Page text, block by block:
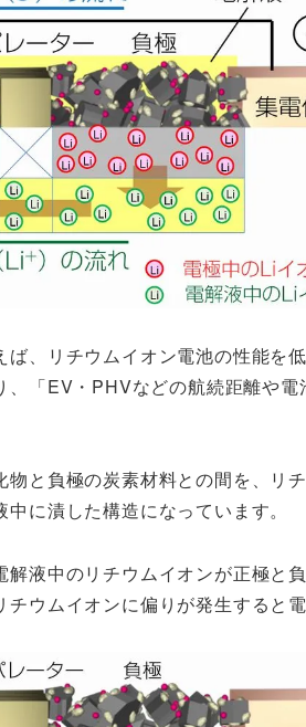
ば、リチウムイオン電池の性能を
「EV・PHVなどの航続距離や
物と負極の炭素材料との間を、リ
に漬した構造になっています。
解液中のリチウムイオンが正極と
ウムイオンに偏りが発生すると